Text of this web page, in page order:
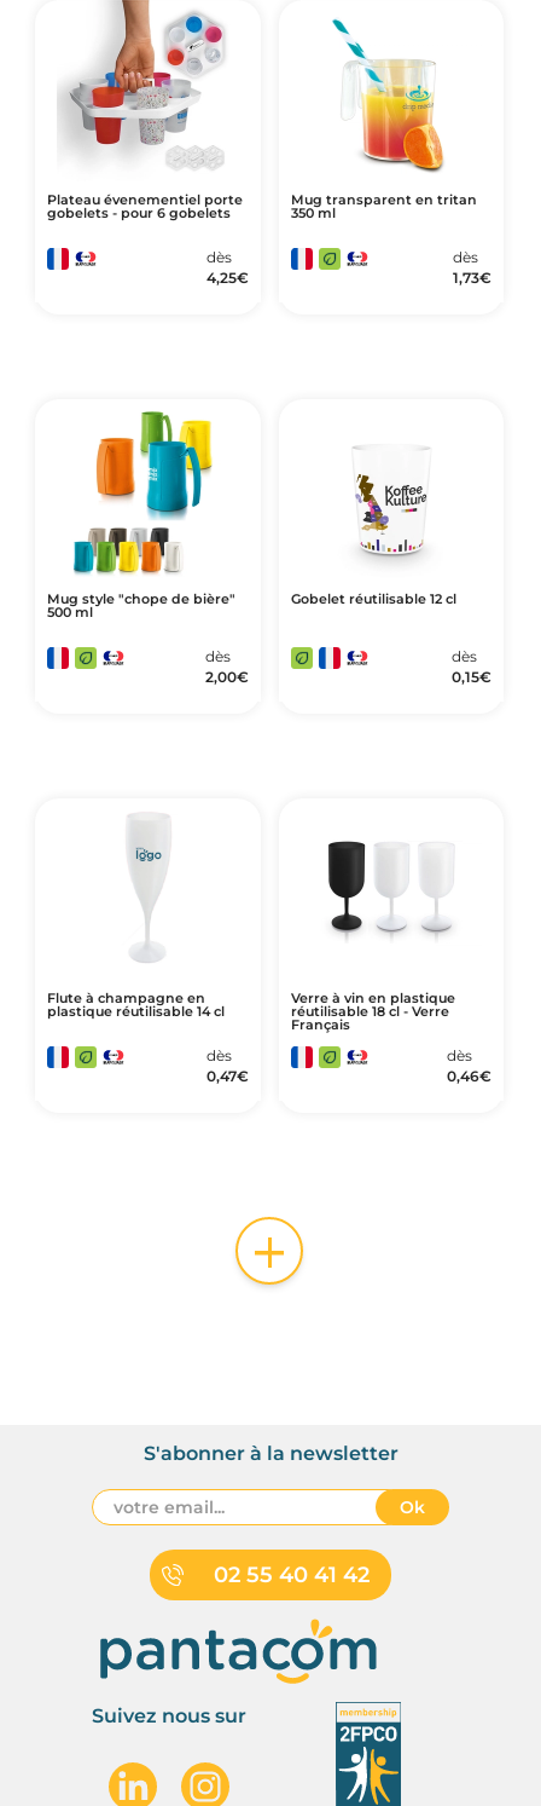
Plateau évenementiel porte
gobelets - pour 6 gobelets
dès
4,25€
Mug transparent en tritan
350 ml
dès
1,73€
Mug style "chope de bière"
500 ml
dès
2,00€
Gobelet réutilisable 12 cl
dès
0,15€
Flute à champagne en
plastique réutilisable 14 cl
dès
0,47€
Verre à vin en plastique
réutilisable 18 cl - Verre
Français
dès
0,46€
+
02 55 40 41 42
S'abonner à la newsletter
Ok
Suivez nous sur